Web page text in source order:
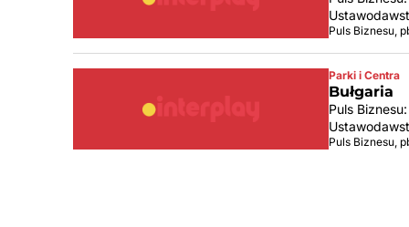
Puls Biznesu,
Parki i Centra
Bułgaria
Puls
Puls Biznesu,